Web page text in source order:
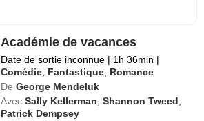
Académie de vacances
Date de sortie inconnue | 1h 36min |
Comédie Fantastique Romance
De George Mendeluk
Avec Sally Kellerman ,Shannon Tweed
Patrick Dempsey